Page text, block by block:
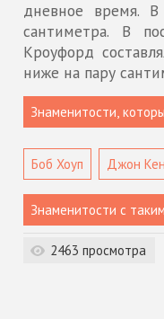
дневное время.
сантиметра. В
Кроуфорд
ниже на пару
Боб Хоуп Джон
2463 просмотра